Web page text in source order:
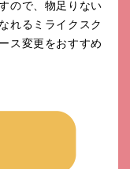
ので、物足りない
れるミライクスク
ス変更をおすすめ